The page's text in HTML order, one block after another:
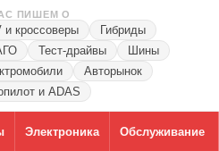
ПИШЕМ О
и кроссоверы
Гибриды
Тест-драйвы
Шины
Авторынок
и ADAS
Электроника Обслуживание